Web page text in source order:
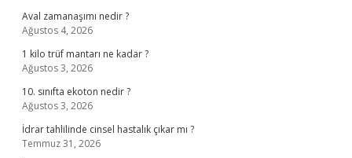
Aval zamanaşımı nedir ?
Ağustos 4, 2026
1 kilo trüf mantarı ne kadar ?
Ağustos 3, 2026
10. sınıfta ekoton nedir ?
Ağustos 3, 2026
İdrar tahlilinde cinsel hastalık çıkar mı ?
Temmuz 31, 2026